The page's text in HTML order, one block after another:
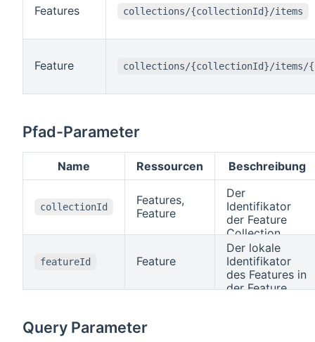
Features collections/{collectionId}/items
Feature collections/{collectionId}/items/
Pfad-Parameter
Name Ressourcen Beschreibung
collectionId
Features,
Feature
Der
Identifikator
der Feature
Collection.
featureId Feature
Der lokale
Identifikator
des Features in
der Feature
Query Parameter